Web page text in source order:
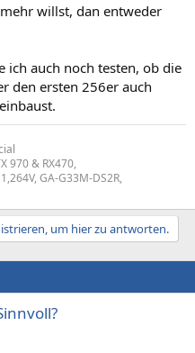
willst, dan entweder
ich auch noch testen, ob die
den ersten 256er auch
970 & RX470,
GA-G33M-DS2R,
um hier zu antworten.